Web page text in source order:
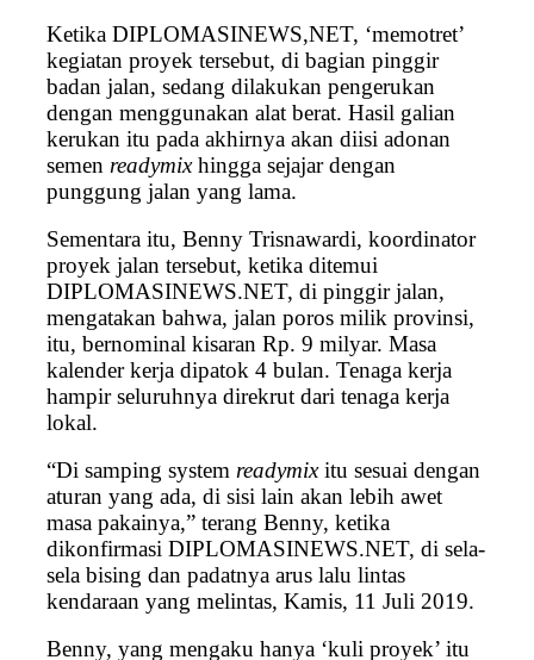
Ketika DIPLOMASINEWS,NET, ‘memotret’
kegiatan proyek tersebut, di bagian pinggir
badan jalan, sedang dilakukan pengerukan
dengan menggunakan alat berat. Hasil galian
kerukan itu pada akhirnya akan diisi adonan
semen readymixhingga sejajar dengan
punggung jalan yang lama.
Sementara itu, Benny Trisnawardi, koordinator
proyek jalan tersebut, ketika ditemui
DIPLOMASINEWS.NET, di pinggir jalan,
mengatakan bahwa, jalan poros milik provinsi,
itu, bernominal kisaran Rp. 9 milyar. Masa
kalender kerja dipatok 4 bulan. Tenaga kerja
hampir seluruhnya direkrut dari tenaga kerja
lokal.
“Di samping system readymixitu sesuai dengan
aturan yang ada, di sisi lain akan lebih awet
masa pakainya,” terang Benny, ketika
dikonfirmasi DIPLOMASINEWS.NET, di sela-
sela bising dan padatnya arus lalu lintas
kendaraan yang melintas, Kamis, 11 Juli 2019.
Benny, yang mengaku hanya ‘kuli proyek’ itu